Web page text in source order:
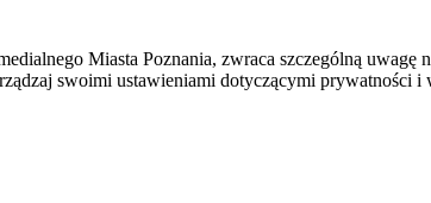
Miasta Poznania, zwraca szczególną
swoimi ustawieniami dotyczącymi prywatności